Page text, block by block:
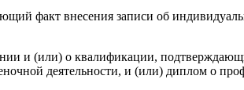
факт внесения записи об
и (или) о квалификации,
деятельности, и (или) диплом о